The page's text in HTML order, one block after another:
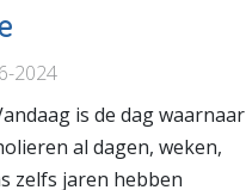
2024
is de dag waarnaar
al dagen, weken,
zelfs jaren hebben